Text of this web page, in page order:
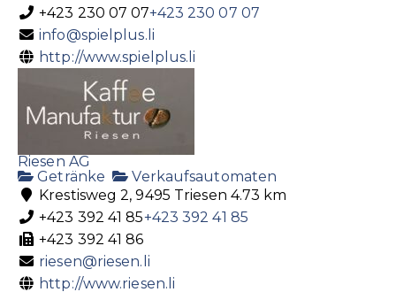
+423 230 07 07+423 230 07 07
info@spielplus.li
http://www.spielplus.li
Riesen AG
Getränke
Verkaufsautomaten
Krestisweg 2, 9495 Triesen 4.73 km
+423 392 41 85+423 392 41 85
+423 392 41 86
riesen@riesen.li
http://www.riesen.li